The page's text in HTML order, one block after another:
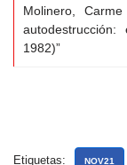
Molinero,
1982)”
Etiquetas: NOV21